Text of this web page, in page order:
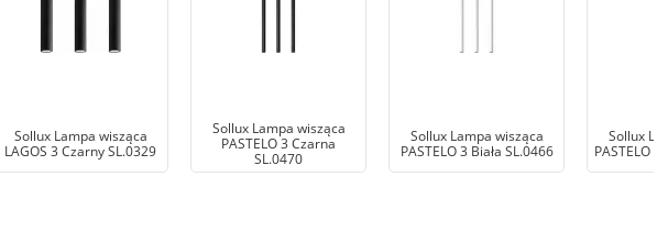
Sollux Lampa wisząca
LAGOS 3 Czarny SL.0329
Sollux Lampa wisząca
PASTELO 3 Czarna
SL.0470
Sollux Lampa wisząca
PASTELO 3 Biała SL.0466
Sollux
PASTELO